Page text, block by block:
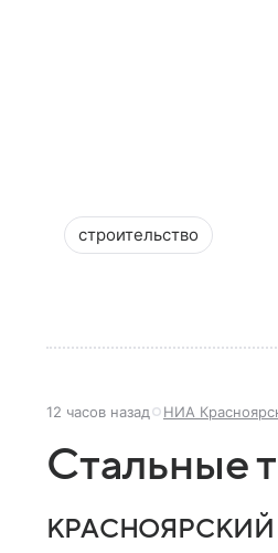
строительство
12 часов назад НИА
Стальные
КРАСНОЯРСКИЙ